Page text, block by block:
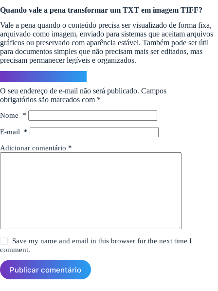
Quando vale a pena transformar um TXT em imagem TIFF?
Vale a pena quando o conteúdo precisa ser visualizado de forma fixa,
arquivado como imagem, enviado para sistemas que aceitam arquivos
gráficos ou preservado com aparência estável. Também pode ser útil
para documentos simples que não precisam mais ser editados, mas
precisam permanecer legíveis e organizados.
O seu endereço de e-mail não será publicado. Campos
obrigatórios são marcados com *
Nome *
E-mail *
Adicionar comentário *
Save my name and email in this browser for the next time I
comment.
Publicar comentário